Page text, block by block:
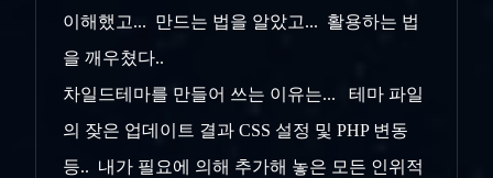
이해했고... 만드는 법을 알았고... 활용하는 법
을 깨우쳤다..
차일드테마를 만들어 쓰는 이유는... 테마 파일
의 잦은 업데이트 결과 CSS 설정 및 PHP 변동
등.. 내가 필요에 의해 추가해 놓은 모든 인위적